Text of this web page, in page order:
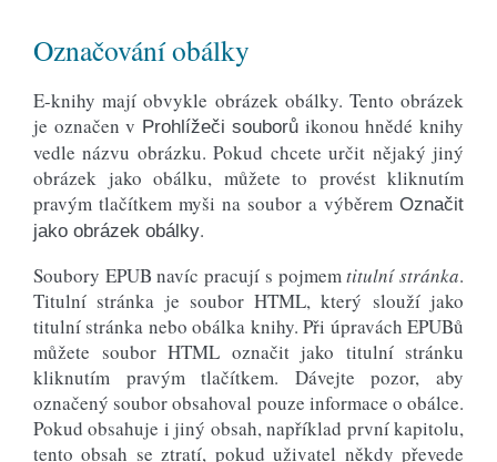
Označování obálky
E-knihy mají obvykle obrázek obálky. Tento obrázek
je označen v Prohlížeči souborů ikonou hnědé knihy
vedle názvu obrázku. Pokud chcete určit nějaký jiný
obrázek jako obálku, můžete to provést kliknutím
pravým tlačítkem myši na soubor a výběrem Označit
jako obrázek obálky.
Soubory EPUB navíc pracují s pojmemtitulní stránka.
Titulní stránka je soubor HTML, který slouží jako
titulní stránka nebo obálka knihy. Při úpravách EPUBů
můžete soubor HTML označit jako titulní stránku
kliknutím pravým tlačítkem. Dávejte pozor, aby
označený soubor obsahoval pouze informace o obálce.
Pokud obsahuje i jiný obsah, například první kapitolu,
tento obsah se ztratí, pokud uživatel někdy převede